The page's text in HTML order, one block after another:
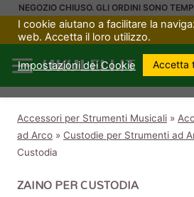
SaltaNEGOZIO CHIUSO. GLI ORDINI SONO
UKULELI.IT
Accessori per Strumenti Musicali »
ad Arco » Custodie per Strumenti ad
Custodia
ZAINO PER CUSTODIA
I cookie aiutano a facilitare la
web. Accetta il loro utilizzo.
Impostazioni dei Cookie Accetta